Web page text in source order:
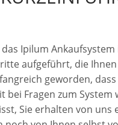
Ipilum
aufgeführt, die
geworden,
bei Fragen zum
Sie erhalten von